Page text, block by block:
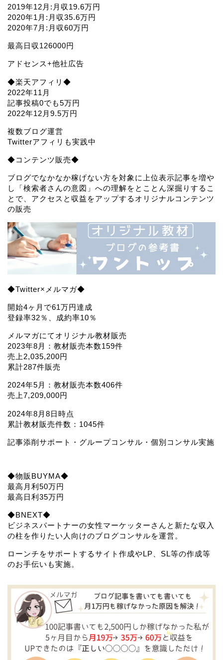
2019年12月:月収19.6万円
2020年1月:月収35.6万円
2020年7月:月収60万円
最高日収126000円
アドセンス+他社広告
◆楽天アフィリ◆
2022年11月
記事投稿0でも5万円
2022年12月9.5万円
複数ブログ運営
Twitterアフィリも実践中
◆コンテンツ販売◆
ブログでなかなか稼げない方を対象に上位表示記事を増や
し「検索者さんの意図」への理解をとことん深掘りするこ
とで、アクセスと収益をアップするオリジナルコンテンツ
の販売
◆Twitter×メルマガ◆
開始4ヶ月で61万円達成
登録率32％、成約率10％
メルマガにてオリジナル教材販売
2023年8月：教材販売本数159件
売上2,035,200円
累計287件販売
2024年5月：教材販売本数406件
売上7,209,000円
2024年8月8日時点
累計教材販売件数：1045件
記事添削サポート・グループコンサル・個別コンサル実施
◆物販BUYMA◆
最高月利50万円
最高日利35万円
◆BNEXT◆
ビジネスパートナーの女性マーケッターさんと新たな収入
の柱を作りたい人向けのブログコンサルを運営。
ローンチをサポートするサイト作成やLP、SL等の作成等
のお手伝いも実施。